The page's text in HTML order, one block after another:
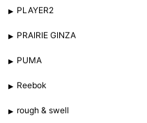
PLAYER2
PRAIRIE GINZA
PUMA
Reebok
rough & swell